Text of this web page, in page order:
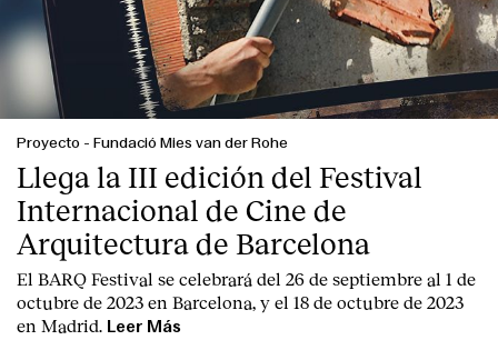
Proyecto - Fundació Mies van der Rohe
Llega la III edición del Festival
Internacional de Cine de
Arquitectura de Barcelona
El BARQ Festival se celebrará del 26 de septiembre al 1 de
octubre de 2023 en Barcelona, y el 18 de octubre de 2023
en Madrid. Leer Más